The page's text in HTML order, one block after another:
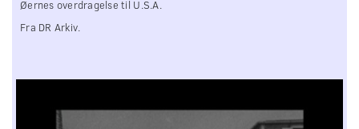
Øernes overdragelse til U.S.A.
Fra DR Arkiv.